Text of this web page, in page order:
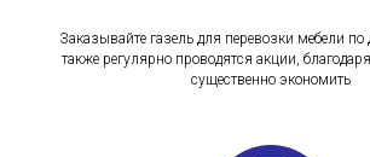
Заказывайте газель для перевозки мебели по
также регулярно проводятся акции,
существенно экономить